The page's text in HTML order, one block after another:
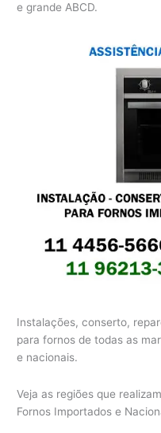
e grande ABCD.
Instalações, conserto,
para fornos de todas as
e nacionais.
Veja as regiões que
Fornos Importados e